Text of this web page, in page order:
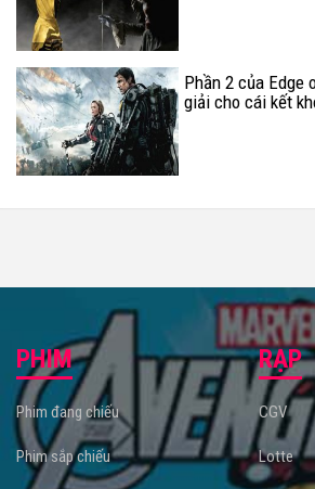
Phần 2 của Edge
giải cho cái kết
PHIM
Phim đang chiếu
Phim sắp chiếu
RẠP
CGV
Lotte